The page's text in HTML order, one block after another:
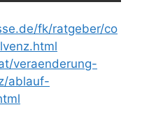
fk/ratgeber/co
veraenderung-
ablauf-